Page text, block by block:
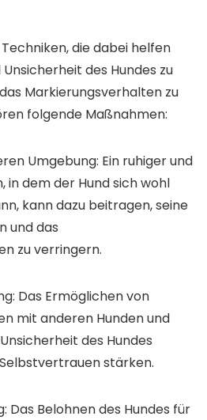
die dabei helfen
des Hundes zu
Markierungsverhalten zu
folgende Maßnahmen:
Umgebung: Ein ruhiger und
in dem der Hund sich wohl
kann dazu beitragen, seine
und das
zu verringern.
Das Ermöglichen von
mit anderen Hunden und
des Hundes
stärken.
Das Belohnen des Hundes für